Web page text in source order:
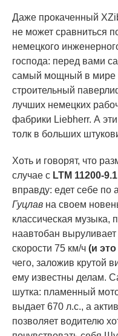
Даже прокаченный
не может сравниться
немецкого
господа: перед вами
самый мощный в мире
строительный
лучших немецких
фабрики Liebherr. А
толк в больших
Хоть и говорят, что
случае с LTM 11200-9.1
вправду: едет себе по
Гуцлав на своем
классическая музыка,
наавтобан выруливает
скорости 75 км/ч (и
чего, заложив крутой
ему известны делам.
шутка: пламенный
выдает 670 л.с., а
позволяет водителю